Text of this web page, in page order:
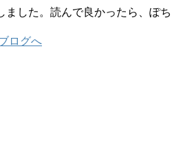
ました。読んで良かったら、ぽち